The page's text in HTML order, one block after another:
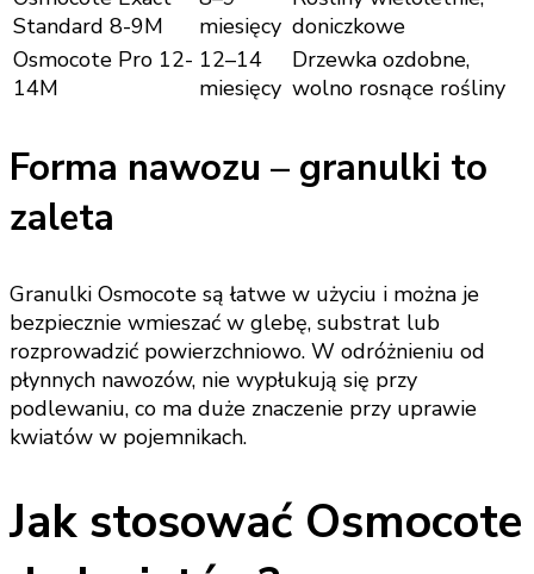
Standard 8-9M
miesięcy doniczkowe
Osmocote Pro 12-
14M
12–14
miesięcy
Drzewka ozdobne,
wolno rosnące rośliny
Forma nawozu – granulki to
zaleta
Granulki Osmocote są łatwe w użyciu i można je
bezpiecznie wmieszać w glebę, substrat lub
rozprowadzić powierzchniowo. W odróżnieniu od
płynnych nawozów, nie wypłukują się przy
podlewaniu, co ma duże znaczenie przy uprawie
kwiatów w pojemnikach.
Jak stosować Osmocote